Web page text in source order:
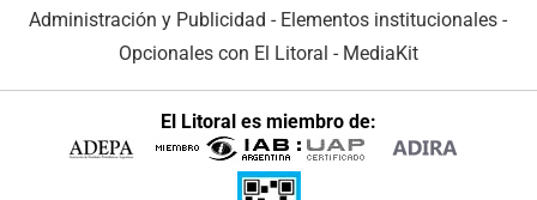
Administración y Publicidad - Elementos institucionales -
Opcionales con El Litoral - MediaKit
El Litoral es miembro de: